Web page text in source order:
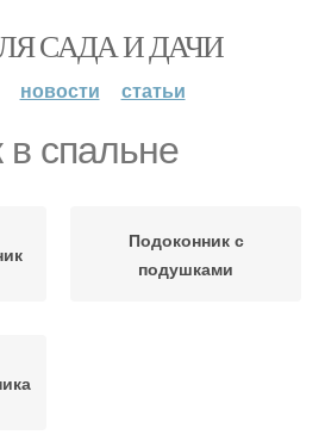
САДА И ДАЧИ
новости статьи
в спальне
Подоконник с
подушками